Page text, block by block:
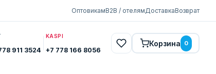
ОптовикамB2B / отелямДоставкаВозврат
911 3524
KASPI
+7 778 166 8056
Корзина 0